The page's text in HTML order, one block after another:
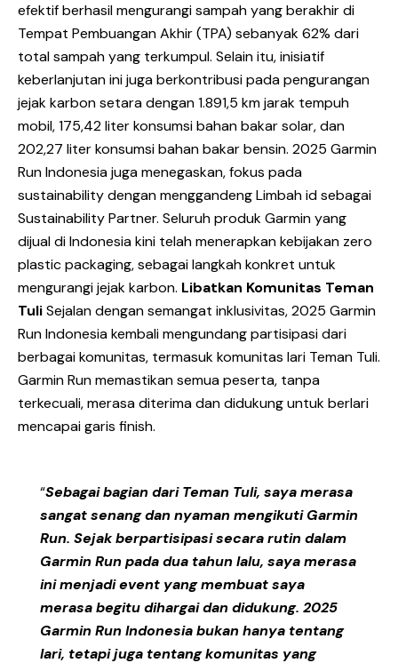
efektif berhasil mengurangi sampah yang berakhir di
Tempat Pembuangan Akhir (TPA) sebanyak 62% dari
total sampah yang terkumpul. Selain itu, inisiatif
keberlanjutan ini juga berkontribusi pada pengurangan
jejak karbon setara dengan 1.891,5 km jarak tempuh
mobil, 175,42 liter konsumsi bahan bakar solar, dan
202,27 liter konsumsi bahan bakar bensin. 2025 Garmin
Run Indonesia juga menegaskan, fokus pada
sustainability dengan menggandeng Limbah id sebagai
Sustainability Partner. Seluruh produk Garmin yang
dijual di Indonesia kini telah menerapkan kebijakan zero
plastic packaging, sebagai langkah konkret untuk
mengurangi jejak karbon. Libatkan Komunitas Teman
TuliSejalan dengan semangat inklusivitas, 2025 Garmin
Run Indonesia kembali mengundang partisipasi dari
berbagai komunitas, termasuk komunitas lari Teman Tuli.
Garmin Run memastikan semua peserta, tanpa
terkecuali, merasa diterima dan didukung untuk berlari
mencapai garis finish.
“Sebagai bagian dari Teman Tuli, saya merasa
sangat senang dan nyaman mengikuti Garmin
Run. Sejak berpartisipasi secara rutin dalam
Garmin Run pada dua tahun lalu, saya merasa
ini menjadi event yang membuat saya
merasa begitu dihargai dan didukung. 2025
Garmin Run Indonesia bukan hanya tentang
lari, tetapi juga tentang komunitas yang